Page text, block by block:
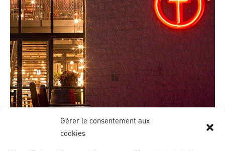
Gérer le consentement aux
cookies
contact_1ay003b7